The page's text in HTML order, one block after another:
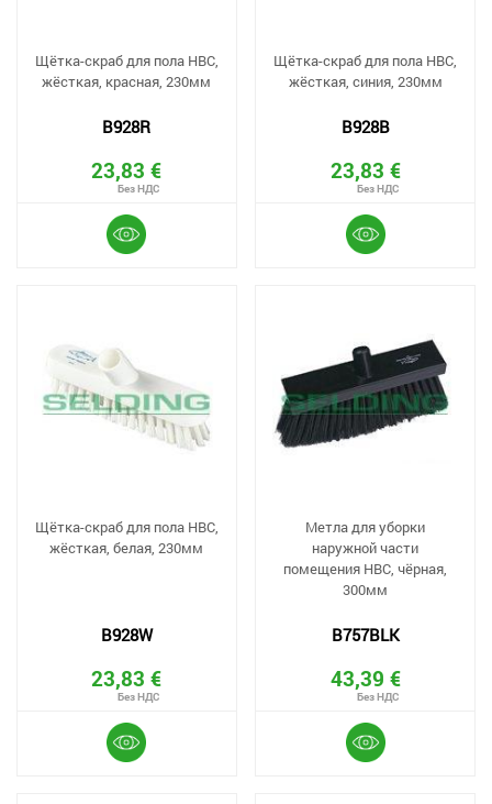
Щётка-скраб для пола HBC,
жёсткая, красная, 230мм
B928R
23,83 €
Щётка-скраб для пола HBC,
жёсткая, синия, 230мм
B928B
23,83 €
Щётка-скраб для пола HBC,
жёсткая, белая, 230мм
B928W
23,83 €
Метла для уборки
наружной части
помещения HBC, чёрная,
300мм
B757BLK
43,39 €